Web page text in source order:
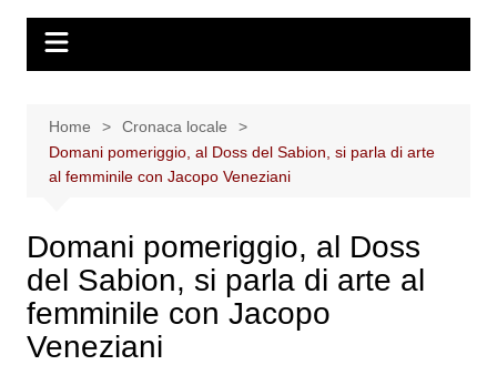
Home
Cronaca locale
Domani pomeriggio, al Doss del Sabion, si parla di arte
al femminile con Jacopo Veneziani
Domani pomeriggio, al Doss
del Sabion, si parla di arte al
femminile con Jacopo
Veneziani